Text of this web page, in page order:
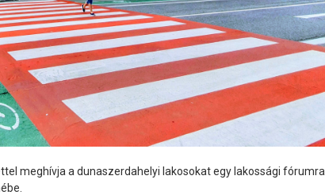
meghívja a dunaszerdahelyi lakosokat egy lakossági fórumra